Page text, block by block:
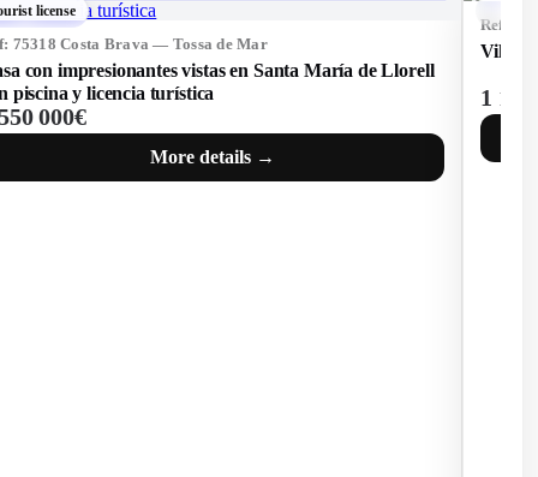
license
75240 Costa Brava — Lloret de Mar
con 4 apartamentos individuales y licencia turistica
000€
More details →
Ref:
425